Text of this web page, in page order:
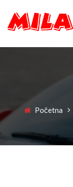
Početna